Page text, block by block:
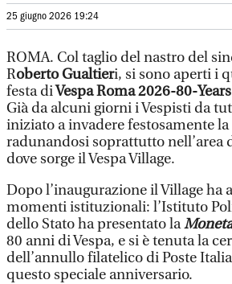
25 giugno 2026 19:24
ROMA. Col taglio del nastro del
Roberto Gualtieri, si sono aperti i
festa diVespa Roma 2026-80-
Già da alcuni giorni i Vespisti da
iniziato a invadere festosamente la
radunandosi soprattutto nell’area
dove sorge il Vespa Village.
Dopo l’inaugurazione il Village ha
momenti istituzionali: l’Istituto
dello Stato ha presentato la
80 anni di Vespa, e si è tenuta la
dell’annullo filatelico di Poste
questo speciale anniversario.